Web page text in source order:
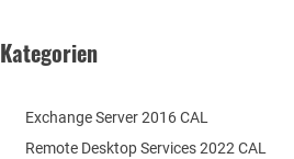
Kategorien
Remote Desktop Services 2022 CAL
Exchange Server 2016 CAL